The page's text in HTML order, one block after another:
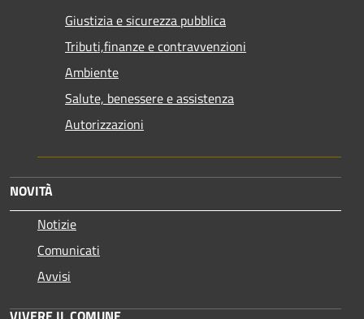
Giustizia e sicurezza pubblica
Tributi,finanze e contravvenzioni
Ambiente
Salute, benessere e assistenza
Autorizzazioni
NOVITÀ
Notizie
Comunicati
Avvisi